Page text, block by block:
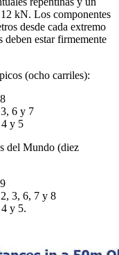
kN. Los componentes
desde cada extremo
deben estar firmemente
(ocho carriles):
6 y 7
4 y 5
del Mundo (diez
3, 6, 7 y 8
y 5.